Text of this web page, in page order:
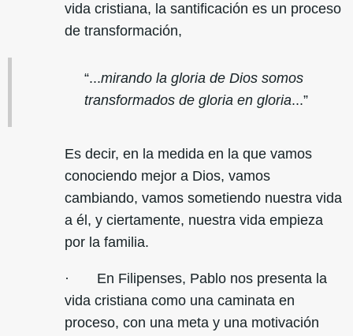
vida cristiana, la santificación es un proceso
de transformación,
“...mirando la gloria de Dios somos
transformados de gloria en gloria...”
Es decir, en la medida en la que vamos
conociendo mejor a Dios, vamos
cambiando, vamos sometiendo nuestra vida
a él, y ciertamente, nuestra vida empieza
por la familia.
· En Filipenses, Pablo nos presenta la
vida cristiana como una caminata en
proceso, con una meta y una motivación